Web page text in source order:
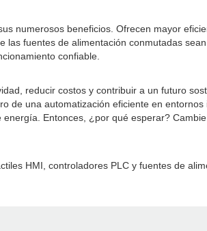
numerosos beneficios. Ofrecen mayor
fuentes de alimentación conmutadas
confiable.
reducir costos y contribuir a un futuro
una automatización eficiente en
Entonces, ¿por qué esperar?
HMI, controladores PLC y fuentes de